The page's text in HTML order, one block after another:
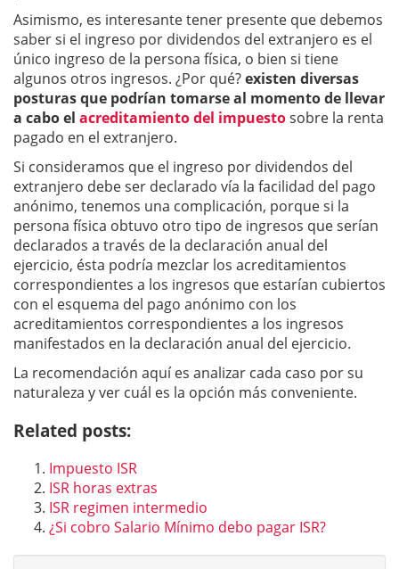
Asimismo, es interesante tener presente que debemos
saber si el ingreso por dividendos del extranjero es el
único ingreso de la persona física, o bien si tiene
algunos otros ingresos. ¿Por qué?existen diversas
posturas que podrían tomarse al momento de llevar
a cabo el acreditamiento del impuestosobre la renta
pagado en el extranjero.
Si consideramos que el ingreso por dividendos del
extranjero debe ser declarado vía la facilidad del pago
anónimo, tenemos una complicación, porque si la
persona física obtuvo otro tipo de ingresos que serían
declarados a través de la declaración anual del
ejercicio, ésta podría mezclar los acreditamientos
correspondientes a los ingresos que estarían cubiertos
con el esquema del pago anónimo con los
acreditamientos correspondientes a los ingresos
manifestados en la declaración anual del ejercicio.
La recomendación aquí es analizar cada caso por su
naturaleza y ver cuál es la opción más conveniente.
Related posts:
Impuesto ISR
ISR horas extras
ISR regimen intermedio
¿Si cobro Salario Mínimo debo pagar ISR?